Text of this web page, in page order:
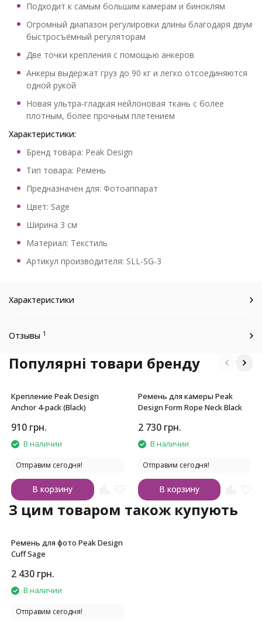
Подходит к самым большим камерам и биноклям
Огромный диапазон регулировки длины благодаря двум
быстросъёмный регуляторам
Две точки крепления с помощью анкеров
Анкеры выдержат груз до 90 кг и легко отсоединяются
одной рукой
Новая ультра-гладкая нейлоновая ткань с более
плотным, более прочным плетением
Характеристики:
Бренд товара: Peak Design
Тип товара: Ремень
Предназначен для: Фотоаппарат
Цвет: Sage
Ширина 3 см
Материал: Текстиль
Артикул производителя: SLL-SG-3
Характеристики
Отзывы 1
Популярні товари бренду
Крепление Peak Design
Anchor 4-pack (Black)
910 грн.
В наличии
Отправим сегодня!
В корзину
Ремень для камеры Peak
Design Form Rope Neck Black
2 730 грн.
В наличии
Отправим сегодня!
В корзину
З цим товаром також купують
Ремень для фото Peak Design
Cuff Sage
2 430 грн.
В наличии
Отправим сегодня!